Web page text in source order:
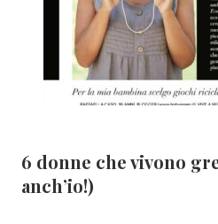
6 donne che vivono
anch’io!)